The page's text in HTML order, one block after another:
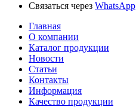
Связаться через WhatsApp
Главная
О компании
Каталог продукции
Новости
Статьи
Контакты
Информация
Качество продукции